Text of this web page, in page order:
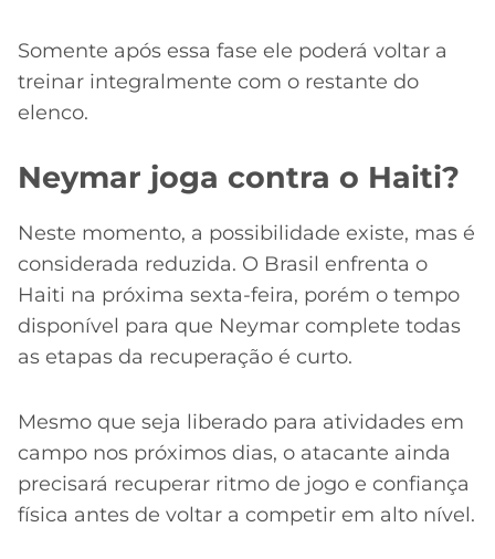
Somente após essa fase ele poderá voltar a
treinar integralmente com o restante do
elenco.
Neymar joga contra o Haiti?
Neste momento, a possibilidade existe, mas é
considerada reduzida. O Brasil enfrenta o
Haiti na próxima sexta-feira, porém o tempo
disponível para que Neymar complete todas
as etapas da recuperação é curto.
Mesmo que seja liberado para atividades em
campo nos próximos dias, o atacante ainda
precisará recuperar ritmo de jogo e confiança
física antes de voltar a competir em alto nível.